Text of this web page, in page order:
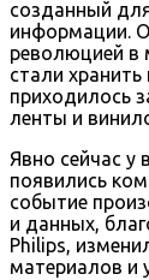
созданный
информации.
революцией в
стали
приходилось
ленты и
Явно сейчас у
появились
событие
и данных,
Philips,
материалов и